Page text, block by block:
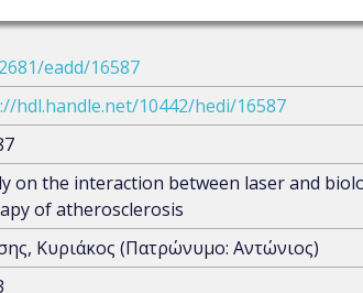
eadd/16587
hdl.handle.net/10442/hedi/16587
on the interaction between laser and
of atherosclerosis
Κυριάκος (Πατρώνυμο: Αντώνιος)